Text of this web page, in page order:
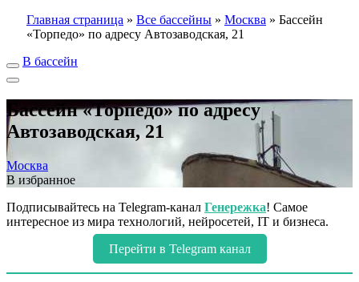
Главная страница » Все бассейны » Москва » Бассейн
«Торпедо» по адресу Автозаводская, 21
В бассейн
Бассейн «Торпедо» по адресу
Автозаводская, 21
Москва
В избранное
Подписывайтесь на Telegram-канал Генережка! Самое
интересное из мира технологий, нейросетей, IT и бизнеса.
Перейти в Telegram канал